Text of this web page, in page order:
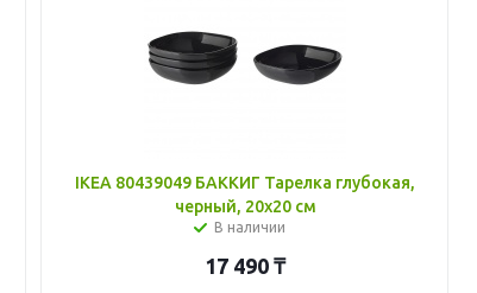
IKEA 80439049 БАККИГ Тарелка глубокая,
черный, 20x20 см
В наличии
17 490 ₸